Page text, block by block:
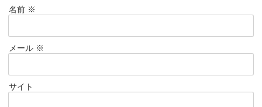
名前 ※
メール ※
サイト